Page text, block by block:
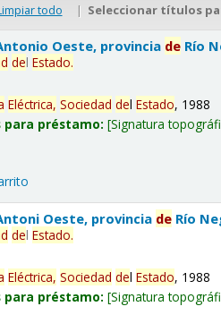
todo | Seleccionar títulos
Oeste, provincia de Río
delEstado.
Eléctrica, Sociedad delEstado, 1988
para préstamo: Signatura
Oeste, provincia de Río
delEstado.
Eléctrica, Sociedad delEstado, 1988
para préstamo: Signatura